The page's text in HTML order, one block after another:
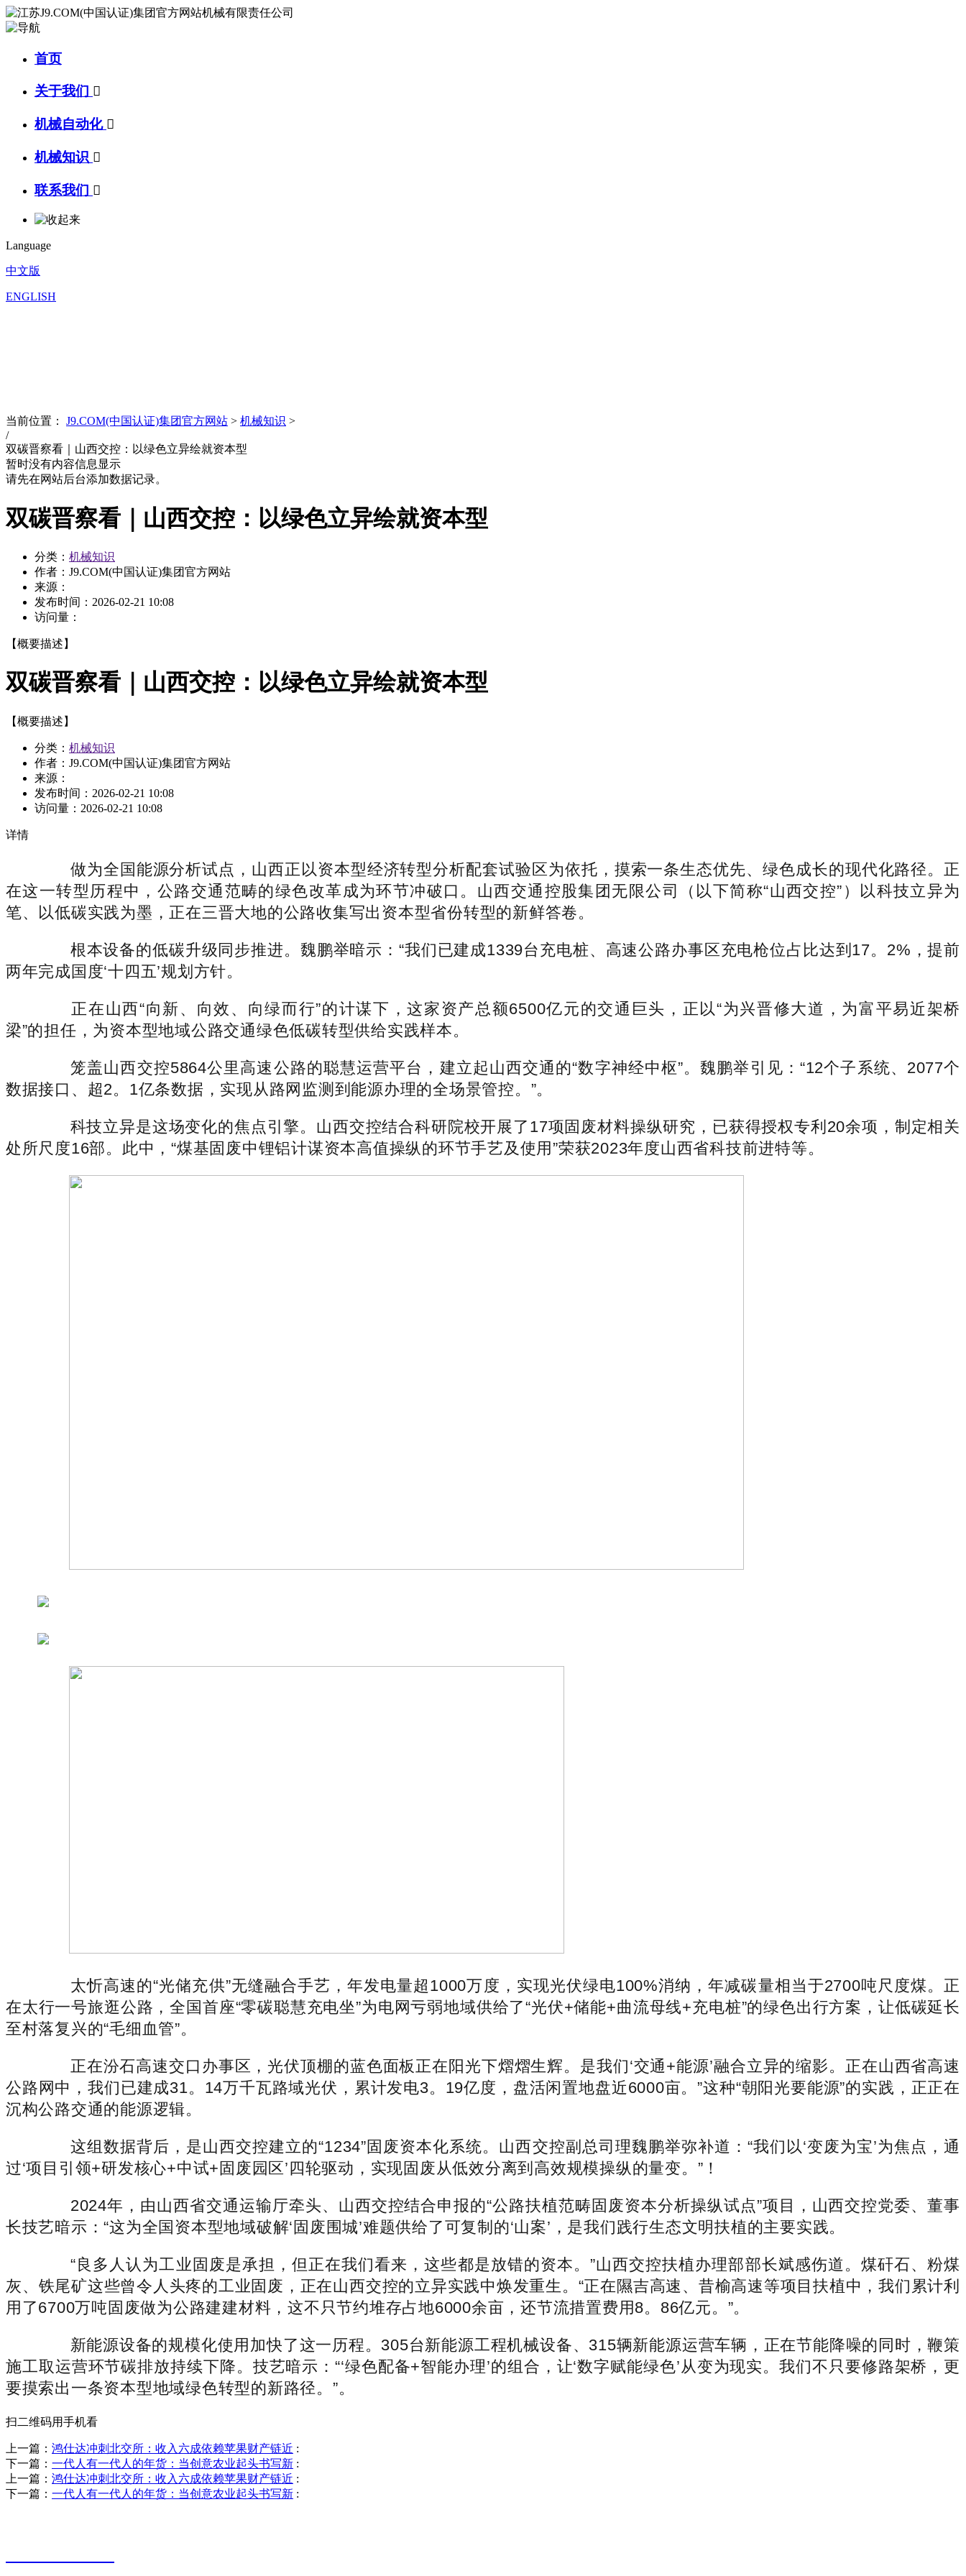
首页
关于我们 
机械自动化 
机械知识 
联系我们 
Language
中文版
ENGLISH
当前位置： J9.COM(中国认证)集团官方网站 > 机械知识 >
/
双碳晋察看｜山西交控：以绿色立异绘就资本型
暂时没有内容信息显示
请先在网站后台添加数据记录。
双碳晋察看｜山西交控：以绿色立异绘就资本型
分类： 机械知识
作者：J9.COM(中国认证)集团官方网站
来源：
发布时间： 2026-02-21 10:08
访问量：
【概要描述】
双碳晋察看｜山西交控：以绿色立异绘就资本型
【概要描述】
分类： 机械知识
作者：J9.COM(中国认证)集团官方网站
来源：
发布时间： 2026-02-21 10:08
访问量： 2026-02-21 10:08
详情
做为全国能源分析试点，山西正以资本型经济转型分析配套试验区为依托，摸索一条生态优先、绿色成长的现代化路径。正
在这一转型历程中，公路交通范畴的绿色改革成为环节冲破口。山西交通控股集团无限公司（以下简称“山西交控”）以科技立异为
笔、以低碳实践为墨，正在三晋大地的公路收集写出资本型省份转型的新鲜答卷。
根本设备的低碳升级同步推进。魏鹏举暗示：“我们已建成1339台充电桩、高速公路办事区充电枪位占比达到17。2%，提前
两年完成国度‘十四五’规划方针。
正在山西“向新、向效、向绿而行”的计谋下，这家资产总额6500亿元的交通巨头，正以“为兴晋修大道，为富平易近架桥
梁”的担任，为资本型地域公路交通绿色低碳转型供给实践样本。
笼盖山西交控5864公里高速公路的聪慧运营平台，建立起山西交通的“数字神经中枢”。魏鹏举引见：“12个子系统、2077个
数据接口、超2。1亿条数据，实现从路网监测到能源办理的全场景管控。”。
科技立异是这场变化的焦点引擎。山西交控结合科研院校开展了17项固废材料操纵研究，已获得授权专利20余项，制定相关
处所尺度16部。此中，“煤基固废中锂铝计谋资本高值操纵的环节手艺及使用”荣获2023年度山西省科技前进特等。
太忻高速的“光储充供”无缝融合手艺，年发电量超1000万度，实现光伏绿电100%消纳，年减碳量相当于2700吨尺度煤。正
在太行一号旅逛公路，全国首座“零碳聪慧充电坐”为电网亏弱地域供给了“光伏+储能+曲流母线+充电桩”的绿色出行方案，让低碳延长
至村落复兴的“毛细血管”。
正在汾石高速交口办事区，光伏顶棚的蓝色面板正在阳光下熠熠生辉。是我们‘交通+能源’融合立异的缩影。正在山西省高速
公路网中，我们已建成31。14万千瓦路域光伏，累计发电3。19亿度，盘活闲置地盘近6000亩。”这种“朝阳光要能源”的实践，正正在
沉构公路交通的能源逻辑。
这组数据背后，是山西交控建立的“1234”固废资本化系统。山西交控副总司理魏鹏举弥补道：“我们以‘变废为宝’为焦点，通
过‘项目引领+研发核心+中试+固废园区’四轮驱动，实现固废从低效分离到高效规模操纵的量变。”！
2024年，由山西省交通运输厅牵头、山西交控结合申报的“公路扶植范畴固废资本分析操纵试点”项目，山西交控党委、董事
长技艺暗示：“这为全国资本型地域破解‘固废围城’难题供给了可复制的‘山案’，是我们践行生态文明扶植的主要实践。
“良多人认为工业固废是承担，但正在我们看来，这些都是放错的资本。”山西交控扶植办理部部长斌感伤道。煤矸石、粉煤
灰、铁尾矿这些曾令人头疼的工业固废，正在山西交控的立异实践中焕发重生。“正在隰吉高速、昔榆高速等项目扶植中，我们累计利
用了6700万吨固废做为公路建建材料，这不只节约堆存占地6000余亩，还节流措置费用8。86亿元。”。
新能源设备的规模化使用加快了这一历程。305台新能源工程机械设备、315辆新能源运营车辆，正在节能降噪的同时，鞭策
施工取运营环节碳排放持续下降。技艺暗示：“‘绿色配备+智能办理’的组合，让‘数字赋能绿色’从变为现实。我们不只要修路架桥，更
要摸索出一条资本型地域绿色转型的新路径。”。
扫二维码用手机看
上一篇： 鸿仕达冲刺北交所：收入六成依赖苹果财产链近 :
下一篇： 一代人有一代人的年货：当创意农业起头书写新 :
上一篇： 鸿仕达冲刺北交所：收入六成依赖苹果财产链近 :
下一篇： 一代人有一代人的年货：当创意农业起头书写新 :